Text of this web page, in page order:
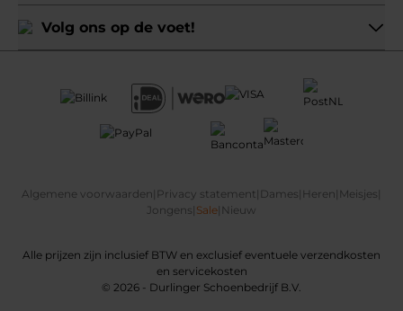
Volg ons op de voet!
Algemene voorwaarden Privacy statement Dames Heren Meisjes
Jongens Sale Nieuw
Alle prijzen zijn inclusief BTW en exclusief eventuele verzendkosten
en servicekosten
© 2026 - Durlinger Schoenbedrijf B.V.